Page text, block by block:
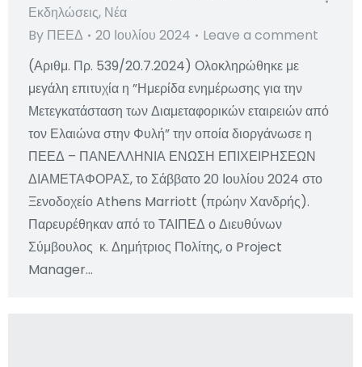
Εκδηλώσεις, Νέα
By ΠΕΕΔ 20 Ιουλίου 2024
Leave a comment
(Αριθμ. Πρ. 539/20.7.2024) Ολοκληρώθηκε με
μεγάλη επιτυχία η ”Ημερίδα ενημέρωσης για την
Μετεγκατάσταση των Διαμεταφορικών εταιρειών από
τον Ελαιώνα στην Φυλή” την οποία διοργάνωσε η
ΠΕΕΔ – ΠΑΝΕΛΛΗΝΙΑ ΕΝΩΣΗ ΕΠΙΧΕΙΡΗΣΕΩΝ
ΔΙΑΜΕΤΑΦΟΡΑΣ, το Σάββατο 20 Ιουλίου 2024 στο
Ξενοδοχείο Athens Marriott (πρώην Χανδρής).
Παρευρέθηκαν από το ΤΑΙΠΕΔ ο Διευθύνων
Σύμβουλος κ. Δημήτριος Πολίτης, ο Project
Manager…